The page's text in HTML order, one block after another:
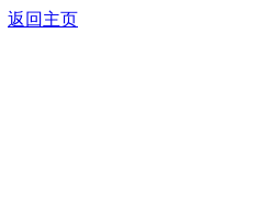
返回主页